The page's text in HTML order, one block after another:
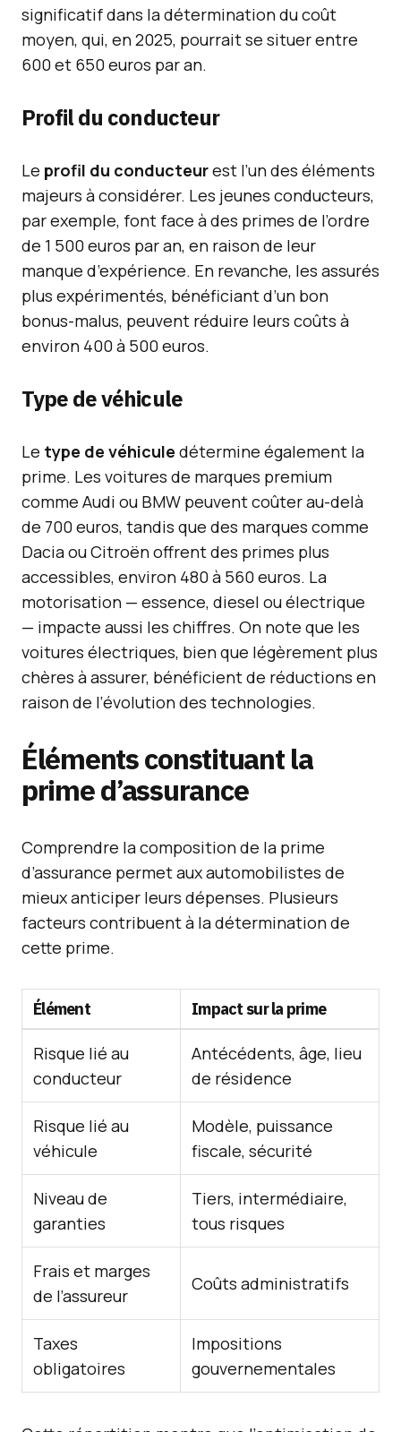
significatif dans la détermination du coût
moyen, qui, en 2025, pourrait se situer entre
600 et 650 euros par an.
Profil du conducteur
Le profil du conducteurest l’un des éléments
majeurs à considérer. Les jeunes conducteurs,
par exemple, font face à des primes de l’ordre
de 1 500 euros par an, en raison de leur
manque d’expérience. En revanche, les assurés
plus expérimentés, bénéficiant d’un bon
bonus-malus, peuvent réduire leurs coûts à
environ 400 à 500 euros.
Type de véhicule
Le type de véhicule détermine également la
prime. Les voitures de marques premium
comme Audi ou BMW peuvent coûter au-delà
de 700 euros, tandis que des marques comme
Dacia ou Citroën offrent des primes plus
accessibles, environ 480 à 560 euros. La
motorisation — essence, diesel ou électrique
— impacte aussi les chiffres. On note que les
voitures électriques, bien que légèrement plus
chères à assurer, bénéficient de réductions en
raison de l’évolution des technologies.
Éléments constituant la
prime d’assurance
Comprendre la composition de la prime
d’assurance permet aux automobilistes de
mieux anticiper leurs dépenses. Plusieurs
facteurs contribuent à la détermination de
cette prime.
Élément Impact sur la prime
Risque lié au
conducteur
Antécédents, âge, lieu
de résidence
Risque lié au
véhicule
Modèle, puissance
fiscale, sécurité
Niveau de
garanties
Tiers, intermédiaire,
tous risques
Frais et marges
de l’assureur
Coûts administratifs
Taxes
obligatoires
Impositions
gouvernementales